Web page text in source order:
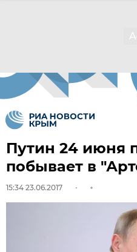
Путин 24 июня
побывает в
15:34 23.06.2017